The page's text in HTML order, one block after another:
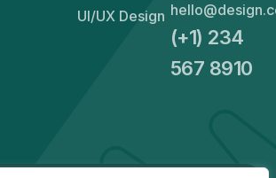
UI/UX Design
(+1) 234
567 8910
DISCUSS